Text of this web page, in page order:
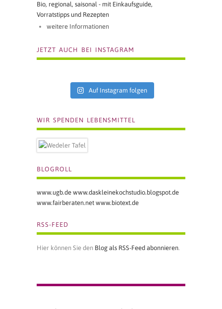
Bio, regional, saisonal - mit Einkaufsguide,
Vorratstipps und Rezepten
weitere Informationen
JETZT AUCH BEI INSTAGRAM
Auf Instagram folgen
WIR SPENDEN LEBENSMITTEL
BLOGROLL
www.ugb.de www.daskleinekochstudio.blogspot.de
www.fairberaten.net www.biotext.de
RSS-FEED
Hier können Sie den Blog als RSS-Feed abonnieren.